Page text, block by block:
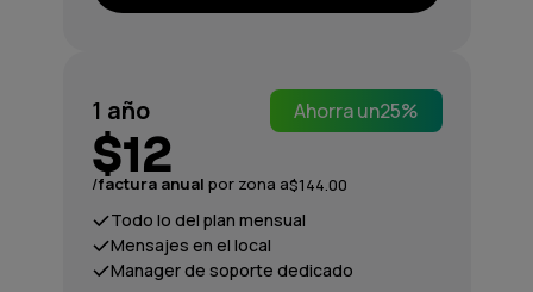
1 año Ahorra un25%
$12
/factura anual por zona a$144.00
Todo lo del plan mensual
Mensajes en el local
Manager de soporte dedicado